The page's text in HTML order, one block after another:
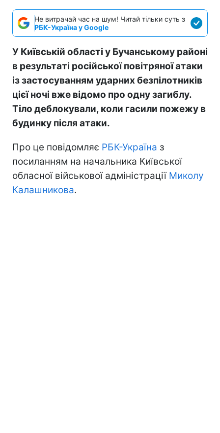
Не витрачай час на шум! Читай тільки суть з
РБК-Україна у Google
У Київській області у Бучанському районі
в результаті російської повітряної атаки
із застосуванням ударних безпілотників
цієї ночі вже відомо про одну загиблу.
Тіло деблокували, коли гасили пожежу в
будинку після атаки.
Про це повідомляє РБК-Україна з
посиланням на начальника Київської
обласної військової адміністрації Миколу
Калашникова.